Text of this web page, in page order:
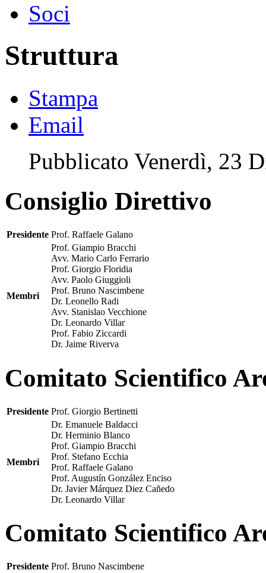
Soci
Struttura
Stampa
Email
Pubblicato Venerdì, 23
Consiglio Direttivo
Presidente Prof. Raffaele Galano
Membri
Prof. Giampio Bracchi
Avv. Mario Carlo Ferrario
Prof. Giorgio Floridia
Avv. Paolo Giuggioli
Prof. Bruno Nascimbene
Dr. Leonello Radi
Avv. Stanislao Vecchione
Dr. Leonardo Villar
Prof. Fabio Ziccardi
Dr. Jaime Riverva
Comitato Scientifico
Presidente Prof. Giorgio Bertinetti
Membri
Dr. Emanuele Baldacci
Dr. Herminio Blanco
Prof. Giampio Bracchi
Prof. Stefano Ecchia
Prof. Raffaele Galano
Prof. Augustín González Enciso
Dr. Javier Márquez Diez Cañedo
Dr. Leonardo Villar
Comitato Scientifico
Presidente Prof. Bruno Nascimbene